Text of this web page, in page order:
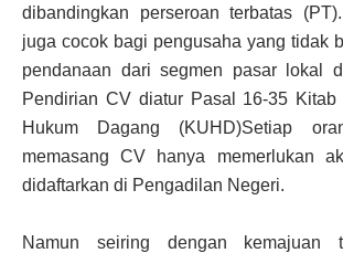
dibandingkan perseroan terbatas
juga cocok bagi pengusaha yang tidak
pendanaan dari segmen pasar lokal
Pendirian CV diatur Pasal 16-35 Kitab
Hukum Dagang (KUHD)Setiap
memasang CV hanya memerlukan
didaftarkan di Pengadilan Negeri.
Namun seiring dengan kemajuan